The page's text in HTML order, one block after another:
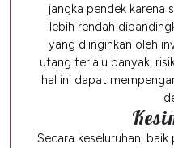
jangka pendek karena
lebih rendah
yang diinginkan oleh
utang terlalu banyak,
hal ini dapat
Secara keseluruhan,